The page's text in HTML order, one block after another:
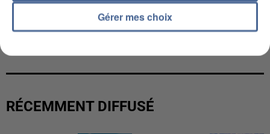
UNE TOURISTE DE L’OISE EMPORTÉE PAR UNE
RÉCEMMENT DIFFUSÉ
Gérer mes choix